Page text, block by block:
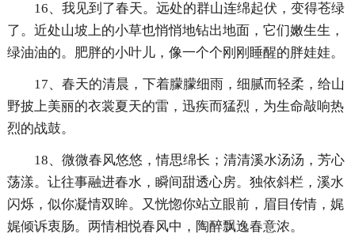
16、我见到了春天。远处的群山连绵起伏，变得苍绿
了。近处山坡上的小草也悄悄地钻出地面，它们嫩生生，
绿油油的。肥胖的小叶儿，像一个个刚刚睡醒的胖娃娃。
17、春天的清晨，下着朦朦细雨，细腻而轻柔，给山
野披上美丽的衣裳夏天的雷，迅疾而猛烈，为生命敲响热
烈的战鼓。
18、微微春风悠悠，情思绵长；清清溪水汤汤，芳心
荡漾。让往事融进春水，瞬间甜透心房。独依斜栏，溪水
闪烁，似你凝情双眸。又恍惚你站立眼前，眉目传情，娓
娓倾诉衷肠。两情相悦春风中，陶醉飘逸春意浓。